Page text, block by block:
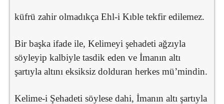
küfrü zahir olmadıkça Ehl-i Kıble tekfir edilemez.
Bir başka ifade ile, Kelimeyi şehadeti ağzıyla
söyleyip kalbiyle tasdik eden ve İmanın altı
şartıyla altını eksiksiz dolduran herkes mü’mindin.
Kelime-i Şehadeti söylese dahi, İmanın altı şartıyla